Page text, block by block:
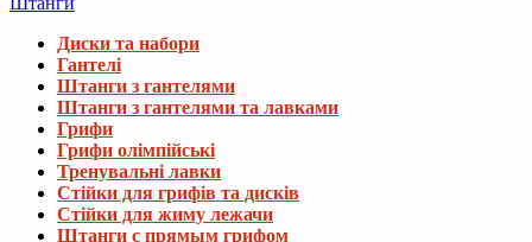
Диски та набори
Гантелі
Штанги з гантелями
Штанги з гантелями та лавками
Грифи
Грифи олімпійські
Тренувальні лавки
Стійки для грифів та дисків
Стійки для жиму лежачи
Штанги с прямым грифом